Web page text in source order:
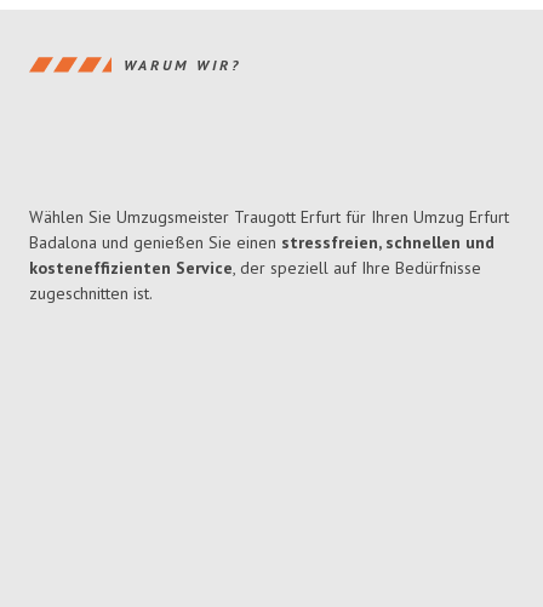
WARUM WIR?
Wählen Sie Umzugsmeister Traugott Erfurt für Ihren Umzug Erfurt
Badalona und genießen Sie einen stressfreien, schnellen und
kosteneffizienten Service, der speziell auf Ihre Bedürfnisse
zugeschnitten ist.